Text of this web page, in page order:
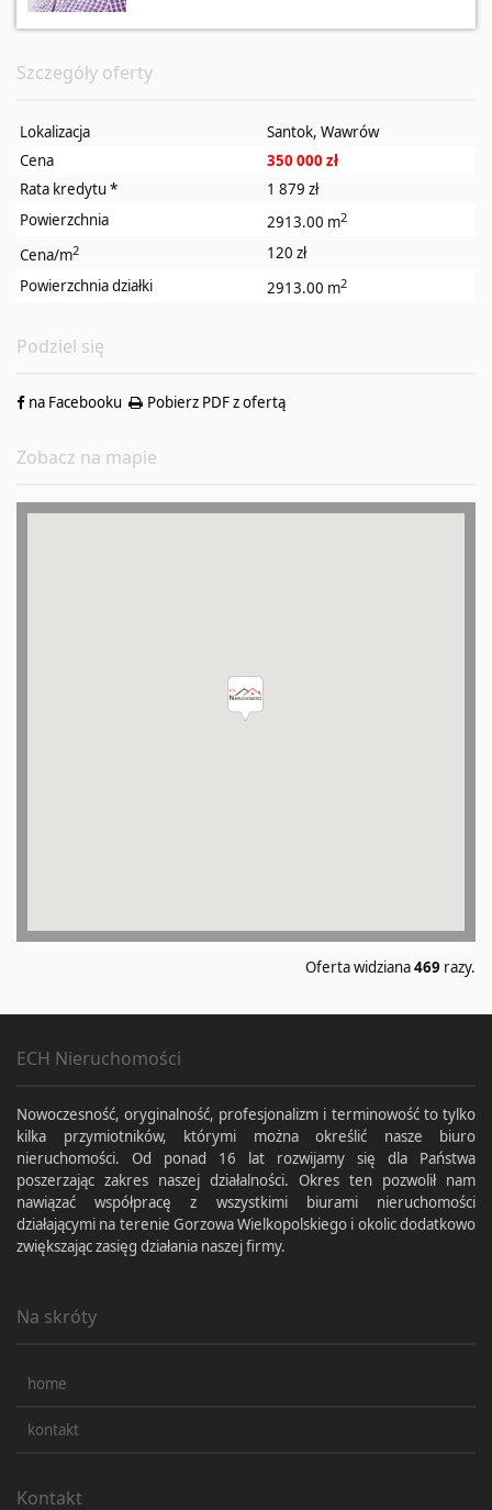
Szczegóły oferty
Lokalizacja
Santok, Wawrów
Cena
350 000 zł
Rata kredytu*
1 879 zł
Powierzchnia
2913.00 m2
Cena/m2
120 zł
Powierzchnia działki
2913.00 m2
Podziel się
na Facebooku Pobierz PDF z ofertą
Zobacz na mapie
Oferta widziana469 razy.
ECH Nieruchomości
Nowoczesność, oryginalność, profesjonalizm i terminowość to tylko
kilka przymiotników, którymi można określić nasze biuro
nieruchomości. Od ponad 16 lat rozwijamy się dla Państwa
poszerzając zakres naszej działalności. Okres ten pozwolił nam
nawiązać współpracę z wszystkimi biurami nieruchomości
działającymi na terenie Gorzowa Wielkopolskiego i okolic dodatkowo
zwiększając zasięg działania naszej firmy.
Na skróty
home
kontakt
Kontakt